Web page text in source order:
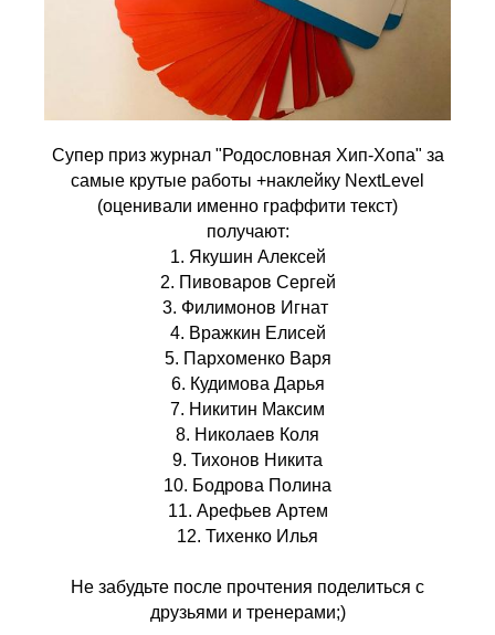
Супер приз журнал "Родословная Хип-Хопа" за
самые крутые работы +наклейку NextLevel
(оценивали именно граффити текст)
получают:
1. Якушин Алексей
2. Пивоваров Сергей
3. Филимонов Игнат
4. Вражкин Елисей
5. Пархоменко Варя
6. Кудимова Дарья
7. Никитин Максим
8. Николаев Коля
9. Тихонов Никита
10. Бодрова Полина
11. Арефьев Артем
12. Тихенко Илья
Не забудьте после прочтения поделиться с
друзьями и тренерами;)